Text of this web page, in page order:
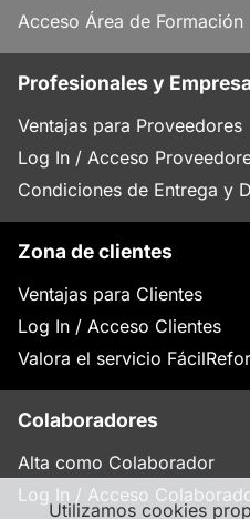
Utilizamos cookies
Acceso Área de Formación
Profesionales y
Ventajas para Proveedores
Log In / Acceso
Condiciones de Entrega y
Zona de clientes
Ventajas para Clientes
Log In / Acceso Clientes
Valora el servicio
Colaboradores
Alta como Colaborador
Log In / Acceso